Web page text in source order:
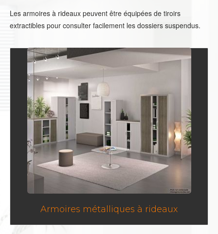
Les armoires à rideaux peuvent être équipées de tiroirs
extractibles pour consulter facilement les dossiers suspendus.
Armoires métalliques à rideaux